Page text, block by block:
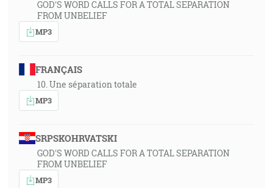
GOD'S WORD CALLS FOR A TOTAL SEPARATION
FROM UNBELIEF
MP3
FRANÇAIS
10. Une séparation totale
MP3
SRPSKOHRVATSKI
GOD'S WORD CALLS FOR A TOTAL SEPARATION
FROM UNBELIEF
MP3